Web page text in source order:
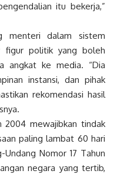
itu bekerja,”
menteri dalam sistem
figur politik yang boleh
angkat ke media. “Dia
instansi, dan pihak
rekomendasi hasil
2004 mewajibkan tindak
paling lambat 60 hari
Nomor 17 Tahun
negara yang tertib,